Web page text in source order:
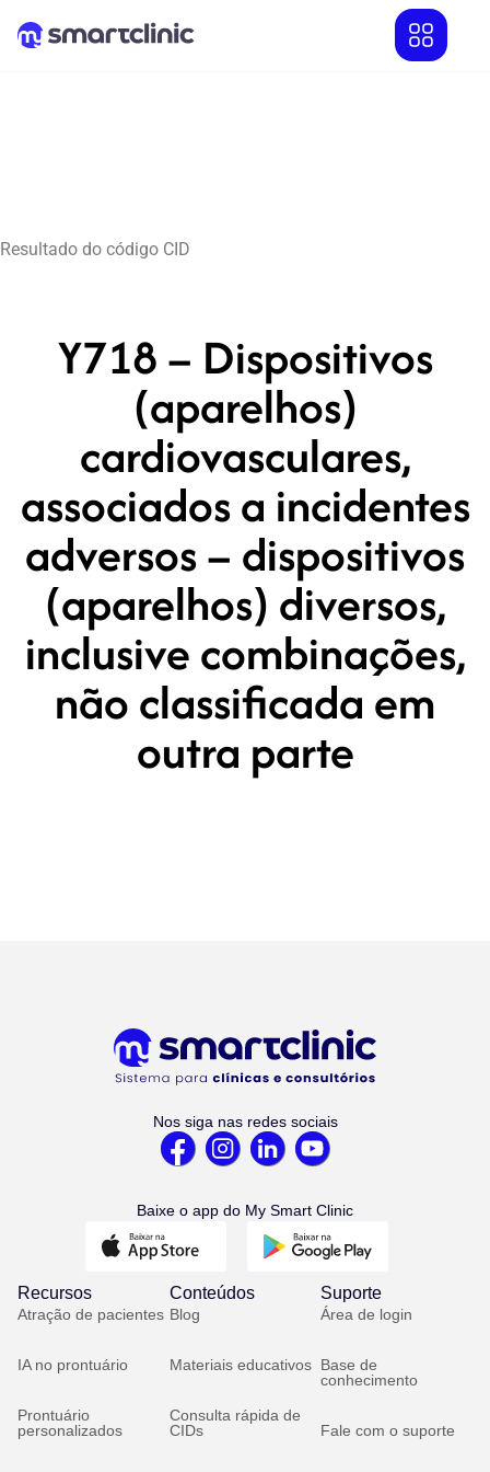
Resultado do código CID
Y718 – Dispositivos
(aparelhos)
cardiovasculares,
associados a incidentes
adversos – dispositivos
(aparelhos) diversos,
inclusive combinações,
não classificada em
outra parte
Nos siga nas redes sociais
Baixe o app do My Smart Clinic
Recursos
Atração de pacientes
IA no prontuário
Prontuário
personalizados
Conteúdos
Blog
Materiais educativos
Consulta rápida de
CIDs
Suporte
Área de login
Base de
conhecimento
Fale com o suporte